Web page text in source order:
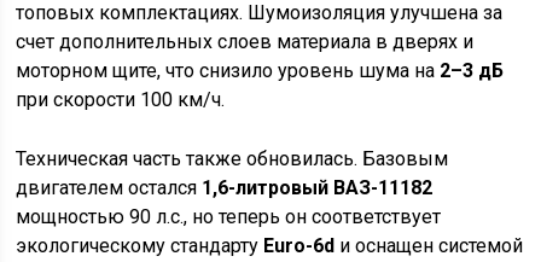
топовых комплектациях. Шумоизоляция улучшена за
счет дополнительных слоев материала в дверях и
моторном щите, что снизило уровень шума на 2–3 дБ
при скорости 100 км/ч.
Техническая часть также обновилась. Базовым
двигателем остался 1,6-литровый ВАЗ-11182
мощностью 90 л.с., но теперь он соответствует
экологическому стандарту Euro-6d и оснащен системой